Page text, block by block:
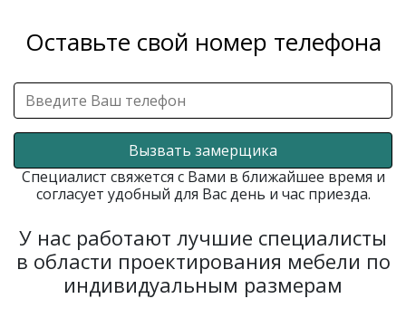
Оставьте свой номер телефона
Вызвать замерщика
Специалист свяжется с Вами в ближайшее время и
согласует удобный для Вас день и час приезда.
У нас работают лучшие специалисты
в области проектирования мебели по
индивидуальным размерам